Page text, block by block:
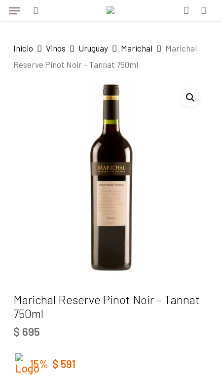
Skip
content
Menu
Inicio Vinos Uruguay Marichal
Marichal
Reserve Pinot Noir – Tannat 750ml
Marichal Reserve Pinot Noir – Tannat
750ml
$ 695
15% $ 591